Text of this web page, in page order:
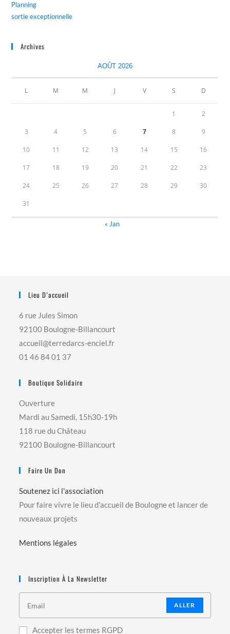
Planning
sortie exceptionnelle
Archives
AOÛT 2026
L M M J V S D
1 2
3 4 5 6 7 8 9
10 11 12 13 14 15 16
17 18 19 20 21 22 23
24 25 26 27 28 29 30
31
« Jan
Lieu D’accueil
6 rue Jules Simon
92100 Boulogne-Billancourt
accueil@terredarcs-enciel.fr
01 46 84 01 37
Boutique Solidaire
Ouverture
Mardi au Samedi, 15h30-19h
118 rue du Château
92100 Boulogne-Billancourt
Faire Un Don
Soutenez ici l'association
Pour faire vivre le lieu d'accueil de Boulogne et lancer de
nouveaux projets
Mentions légales
Inscription À La Newsletter
ALLER
Accepter les termes RGPD